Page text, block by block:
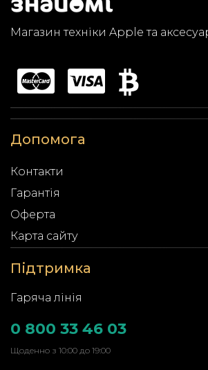
Магазин техніки Apple та
Допомога
Контакти
Гарантія
Оферта
Карта сайту
Підтримка
Гаряча лінія
0 800 33 46 03
Щоденно з 10:00 до 19:00